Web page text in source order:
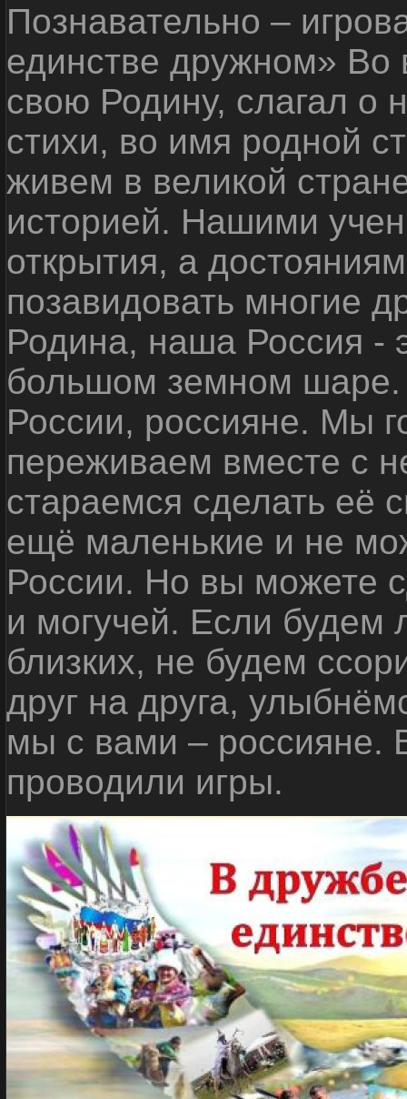
Познавательно –
единстве дружном»
свою Родину, слагал о
стихи, во имя родной
живем в великой
историей. Нашими
открытия, а
позавидовать многие
Родина, наша Россия -
большом земном
России, россияне. Мы
переживаем вместе с
стараемся сделать её
ещё маленькие и не
России. Но вы можете
и могучей. Если будем
близких, не будем
друг на друга,
мы с вами – россияне.
проводили игры.